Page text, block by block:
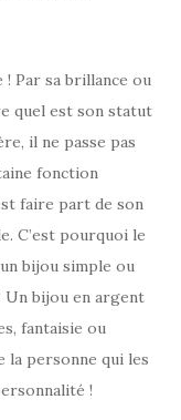
Par sa brillance ou
quel est son statut
il ne passe pas
fonction
faire part de son
C’est pourquoi le
bijou simple ou
Un bijou en argent
fantaisie ou
la personne qui les
!